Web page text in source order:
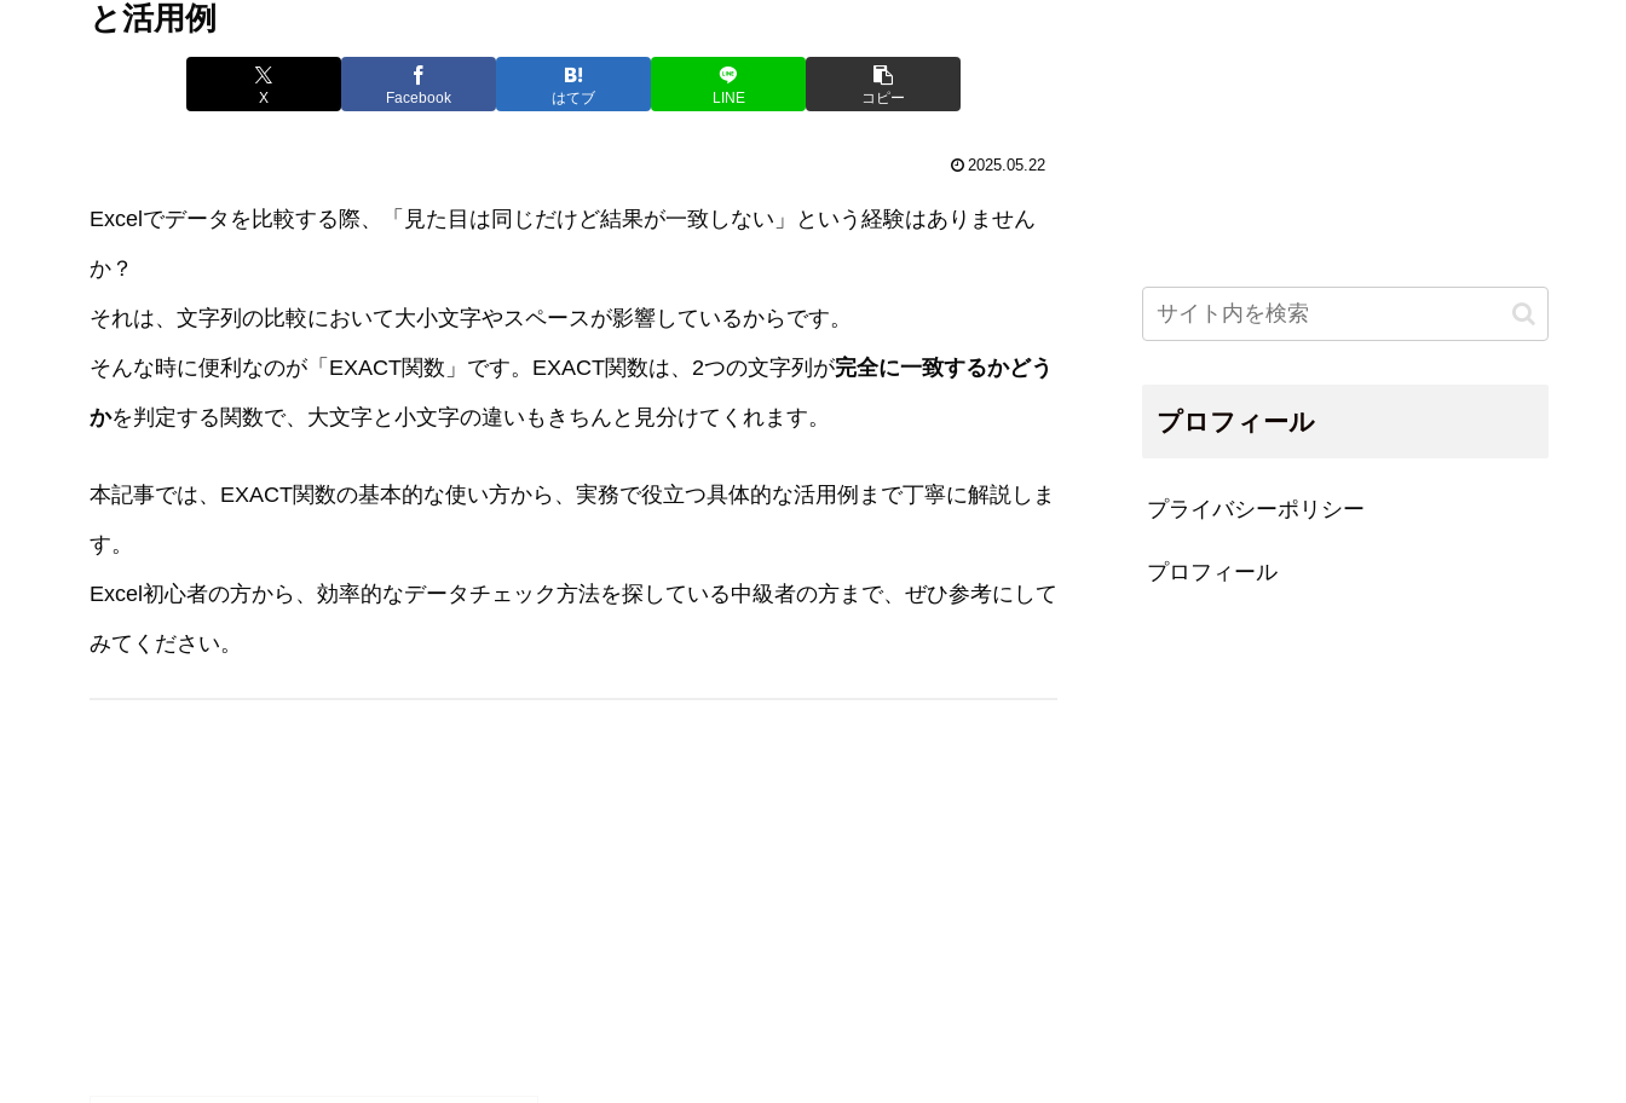
と活用例
X Facebook はてブ LINE コピー
2025.05.22
Excelでデータを比較する際、「見た目は同じだけど結果が一致しない」という経験はありません
か？
それは、文字列の比較において大小文字やスペースが影響しているからです。
そんな時に便利なのが「EXACT関数」です。EXACT関数は、2つの文字列が完全に一致するかどう
かを判定する関数で、大文字と小文字の違いもきちんと見分けてくれます。
本記事では、EXACT関数の基本的な使い方から、実務で役立つ具体的な活用例まで丁寧に解説しま
す。
Excel初心者の方から、効率的なデータチェック方法を探している中級者の方まで、ぜひ参考にして
みてください。
プロフィール
プライバシーポリシー
プロフィール